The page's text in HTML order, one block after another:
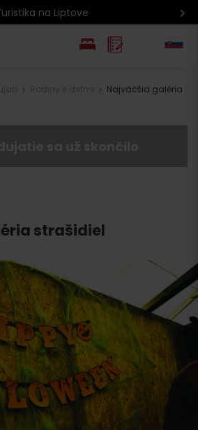
na Liptove
Najväčšia galéria
strašidiel